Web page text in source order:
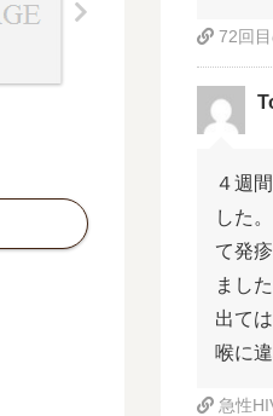
72回
４週
した
て発
まし
出て
喉に
急性